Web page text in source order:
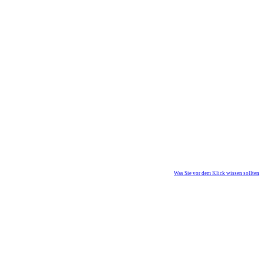
Was Sie vor dem Klick wissen sollten